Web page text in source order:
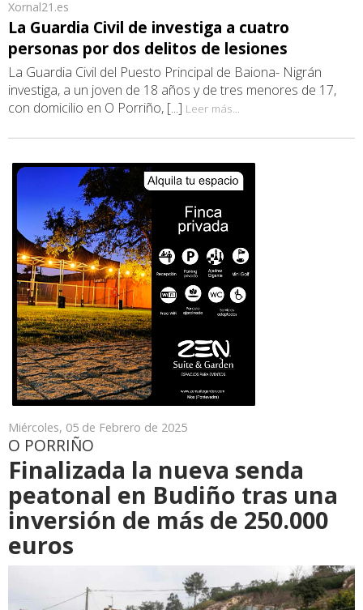
Xornal21.es
La Guardia Civil de investiga a cuatro
personas por dos delitos de lesiones
La Guardia Civil del Puesto Principal de Baiona- Nigrán
investiga, a un joven de 18 años y de tres menores de 17,
con domicilio en O Porriño, [...] Leer más...
Miércoles, 05 de Febrero de 2025
O PORRIÑO
Finalizada la nueva senda
peatonal en Budiño tras una
inversión de más de 250.000
euros